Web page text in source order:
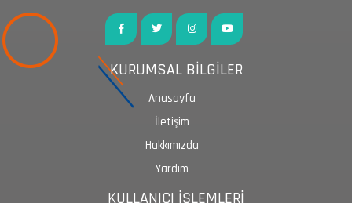
KURUMSAL BİLGİLER
Anasayfa
İletişim
Hakkımızda
Yardım
KULLANICI İŞLEMLERİ